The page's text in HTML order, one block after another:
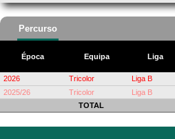
Percurso
Época Equipa Liga
2026
Tricolor Liga B
2025/26
Tricolor Liga B
TOTAL